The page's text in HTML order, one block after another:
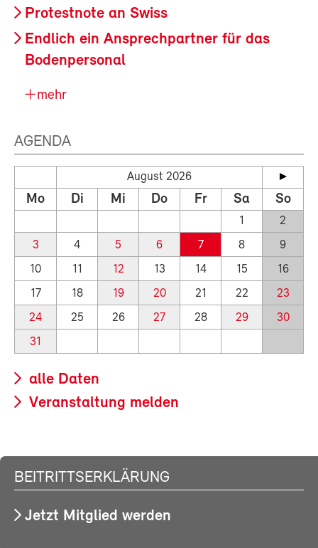
Protestnote an Swiss
Endlich ein Ansprechpartner für das
Bodenpersonal
mehr
AGENDA
August 2026
Mo Di Mi Do Fr Sa So
1
2
3
4 5 6 7 8
9
10
11 12 13 14 15
16
17
18 19 20 21 22
23
24
25 26 27 28 29
30
31
alle Daten
Veranstaltung melden
BEITRITTSERKLÄRUNG
Jetzt Mitglied werden